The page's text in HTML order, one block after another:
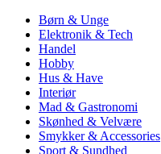
Børn & Unge
Elektronik & Tech
Handel
Hobby
Hus & Have
Interiør
Mad & Gastronomi
Skønhed & Velvære
Smykker & Accessories
Sport & Sundhed